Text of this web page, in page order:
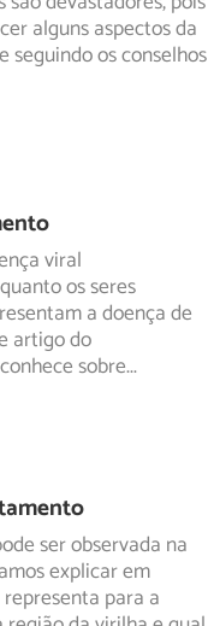
alguns aspectos da
seguindo os conselhos
viral
os seres
a doença de
artigo do
sobre...
ser observada na
explicar em
para a